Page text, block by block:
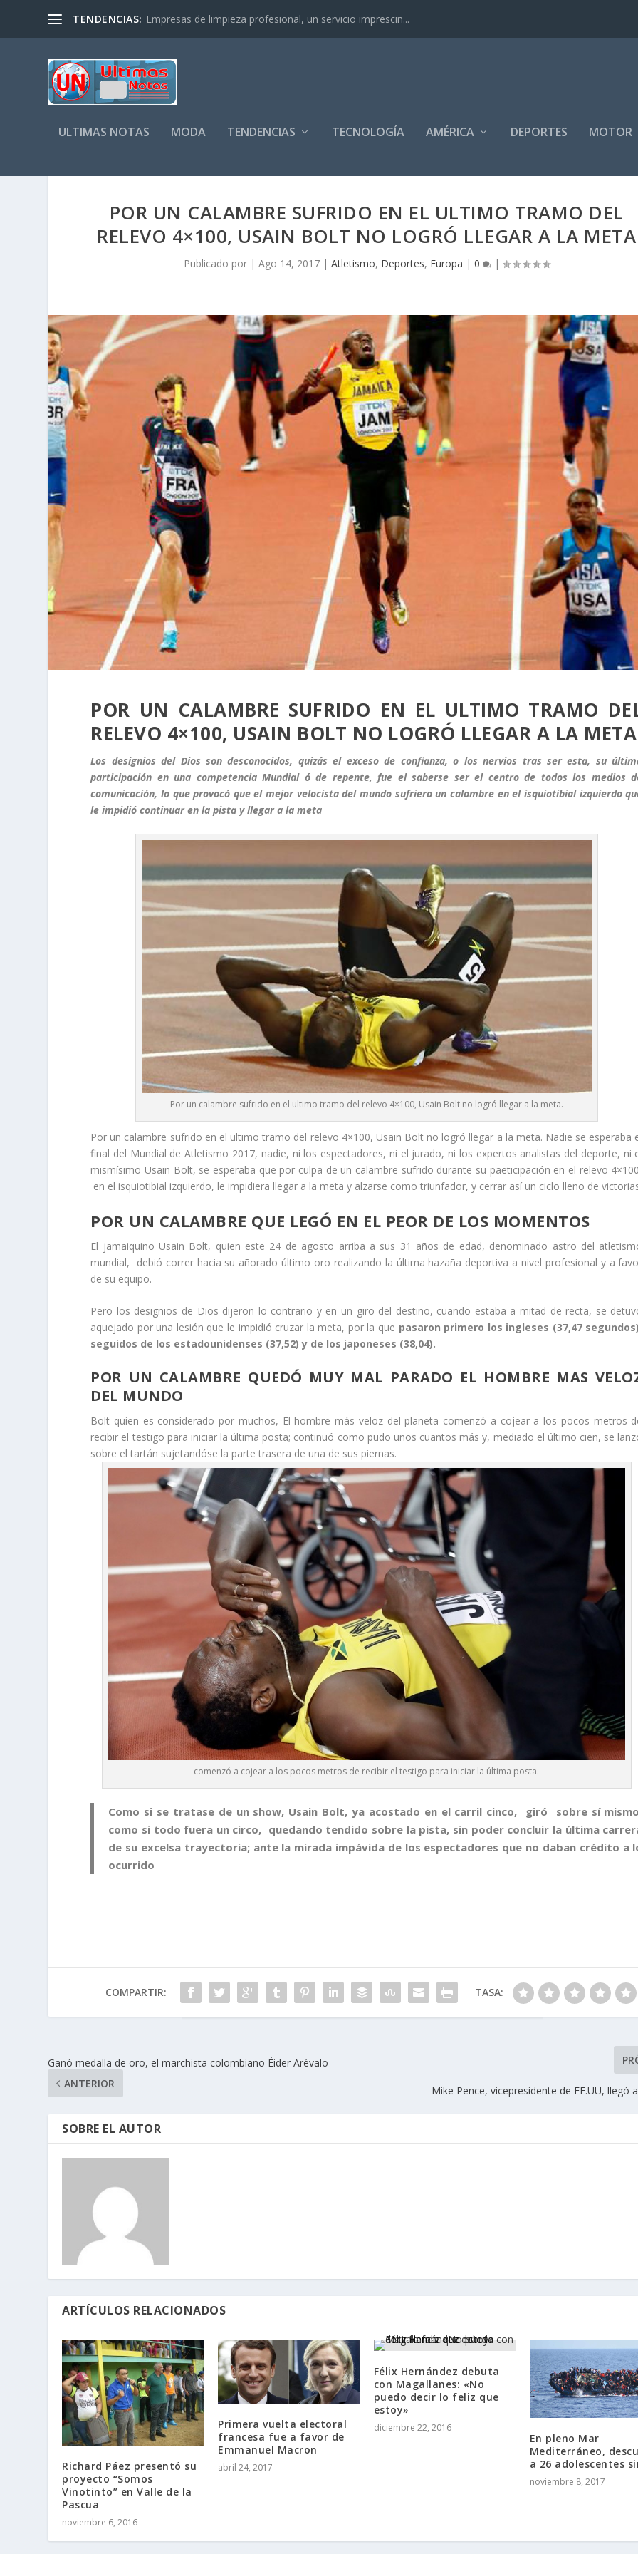
TENDENCIAS: Empresas de limpieza profesional, un servicio imprescin...
ULTIMAS NOTAS MODA TENDENCIAS TECNOLOGÍA AMÉRICA DEPORTES MOTOR
POR UN CALAMBRE SUFRIDO EN EL ULTIMO TRAMO DEL
RELEVO 4×100, USAIN BOLT NO LOGRÓ LLEGAR A LA META
Publicado por | Ago 14, 2017| Atletismo, Deportes, Europa | 0 |
POR UN CALAMBRE SUFRIDO EN EL ULTIMO TRAMO
RELEVO 4×100, USAIN BOLT NO LOGRÓ LLEGAR A LA META
Los designios del Dios son desconocidos, quizás el exceso de confianza, o los nervios tras ser esta, su
participación en una competencia Mundial ó de repente, fue el saberse ser el centro de todos los medios
comunicación, lo que provocó que el mejor velocista del mundo sufriera un calambre en el isquiotibial izquierdo
le impidió continuar en la pista y llegar a la meta
Por un calambre sufrido en el ultimo tramo del relevo 4×100, Usain Bolt no logró llegar a la meta.
Por un calambre sufrido en el ultimo tramo del relevo 4×100, Usain Bolt no logró llegar a la meta. Nadie se esperaba
final del Mundial de Atletismo 2017, nadie, ni los espectadores, ni el jurado, ni los expertos analistas del deporte, ni
mismísimo Usain Bolt, se esperaba que por culpa de un calambre sufrido durante su paeticipación en el relevo
en el isquiotibial izquierdo, le impidiera llegar a la meta y alzarse como triunfador, y cerrar así un ciclo lleno de
POR UN CALAMBRE QUE LEGÓ EN EL PEOR DE LOS MOMENTOS
El jamaiquino Usain Bolt, quien este 24 de agosto arriba a sus 31 años de edad, denominado astro del
mundial, debió correr hacia su añorado último oro realizando la última hazaña deportiva a nivel profesional y a
de su equipo.
Pero los designios de Dios dijeron lo contrario y en un giro del destino, cuando estaba a mitad de recta, se
aquejado por una lesión que le impidió cruzar la meta, por la que pasaron primero los ingleses (37,47
seguidos de los estadounidenses (37,52) y de los japoneses (38,04).
POR UN CALAMBRE QUEDÓ MUY MAL PARADO EL HOMBRE MAS
DEL MUNDO
Bolt quien es considerado por muchos, El hombre más veloz del planeta comenzó a cojear a los pocos metros
recibir el testigo para iniciar la última posta; continuó como pudo unos cuantos más y, mediado el último cien, se
sobre el tartán sujetandóse la parte trasera de una de sus piernas.
comenzó a cojear a los pocos metros de recibir el testigo para iniciar la última posta.
Como si se tratase de un show, Usain Bolt, ya acostado en el carril cinco, giró sobre sí
como si todo fuera un circo, quedando tendido sobre la pista, sin poder concluir la última
de su excelsa trayectoria; ante la mirada impávida de los espectadores que no daban crédito a
ocurrido
COMPARTIR: TASA:
Ganó medalla de oro, el marchista colombiano Éider Arévalo
ANTERIOR
Mike Pence, vicepresidente de EE.UU, llegó
SOBRE EL AUTOR
ARTÍCULOS RELACIONADOS
Richard Páez presentó su
proyecto “Somos
Vinotinto” en Valle de la
Pascua
noviembre 6, 2016
Primera vuelta electoral
francesa fue a favor de
Emmanuel Macron
abril 24, 2017
Félix Hernández debuta
con Magallanes: «No
puedo decir lo feliz que
estoy»
diciembre 22, 2016
En pleno Mar
Mediterráneo,
a 26 adolescentes
noviembre 8, 2017